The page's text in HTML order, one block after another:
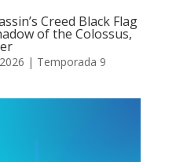
Creed Black Flag
of the Colossus,
| Temporada 9